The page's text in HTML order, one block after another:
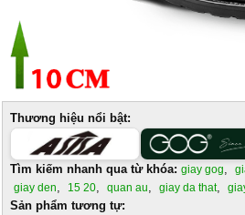
Thương hiệu nổi bật:
Tìm kiếm nhanh qua từ khóa: giay gog,
giay den, 15 20, quan au, giay da that,
Sản phẩm tương tự: